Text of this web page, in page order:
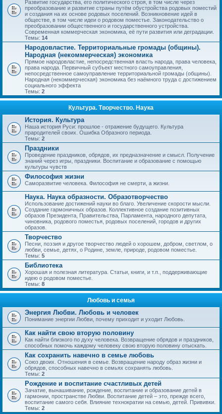
Развитие государства, его политического строя, в том числе через
преобразование и развитие страны путём обустройства родовых поместий
и создания на их основе родовых поселений. Возникновение идей в
обществе, в том числе идеи о родовом поместье. Законодательство о
преобразовании общественного и государственного устройства.
Современная коммерческая экономика, её пути развития или деградации.
Темы: 14
Народовластие. Территориальные громады (общины).
Народная (некоммерческая) экономика
Прямое народовластие, непосредственная власть народа, права человека,
права народа. Первичный субъект местного самоуправления,
непосредственное самоуправление территориальной громады (общины).
Народная (некоммерческая) экономика без наёмного труда с достижением
социального эффекта
Темы: 2
Культура. Творчество. Наука
История. Культура
Наша история Руси: прошлое - отражение будущего. Культура
прародителей своих. Ошибка Образного периода.
Темы: 2
Праздники
Проведение праздников, обрядов, их предназначение и смысл. Получение
знаний через игры, праздники. Воспитание и образование с помощью
культуры чувств
Философия жизни
Саморазвитие человека. Философия не смерти, а жизни.
Наука. Наука образности. Образотворчество
Использование достижений науки во благо. Увеличение скорости мысли.
Создание гармоничных образов. Коллективное создание позитивных
образов Президента, Правительства, Парламента, народного депутата,
чиновника, родового поместья, родовых поселений, городов и других
образов.
Творчество
Песни, поэзия и другое творчество людей о хорошем, добром, светлом, о
любви, семье, детях, о Родине, земле, природе, родовом поместье.
Темы: 5
Библиотека
Хорошая и полезная литература. Статьи, книги, и т.п., поддерживающие
идею о родовом поместье.
Темы: 8
Любовь и семья
Энергия Любви. Любовь и человек
Понимание энергии Любви, почему приходит и уходит Любовь.
Как найти свою вторую половину
Как найти близкого по духу человека. Возвращение обрядов и праздников,
способных помочь каждому человеку свою вторую половину отыскать.
Как сохранить навечно в семье любовь
Союз двоих. Отношения в семье. Возвращение народу образ жизни и
обрядов, способных навечно в семьях сохранять любовь.
Темы: 2
Рождение и воспитание счастливых детей
Зачатие, вынашивание, рождение, воспитание и образование детей в
гармонии, пространстве Любви. Воспитание детей – это, прежде всего,
воспитание самого себя. Влияние технократии на семью, детей. Прививки.
Темы: 2